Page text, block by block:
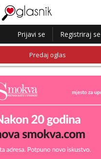
Prijavi se Registriraj se
Predaj oglas